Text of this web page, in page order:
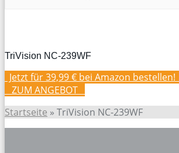
TriVision NC-239WF
Jetzt für 39,99 € bei Amazon bestellen!
ZUM ANGEBOT
Startseite » TriVision NC-239WF